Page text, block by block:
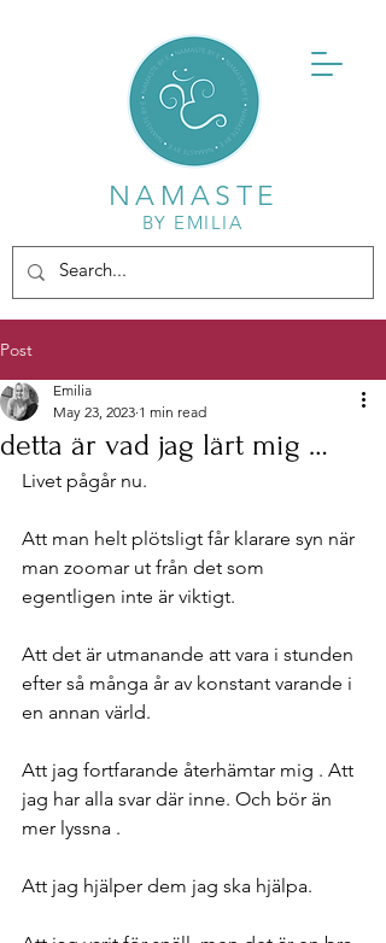
BY EMILIA
NAMASTE
Post
detta är vad jag lärt mig …
Emilia
May 23, 2023 1 min read
Livet pågår nu.
Att man helt plötsligt får klarare syn när
man zoomar ut från det som
egentligen inte är viktigt.
Att det är utmanande att vara i stunden
efter så många år av konstant varande i
en annan värld.
Att jag fortfarande återhämtar mig . Att
jag har alla svar där inne. Och bör än
mer lyssna .
Att jag hjälper dem jag ska hjälpa.